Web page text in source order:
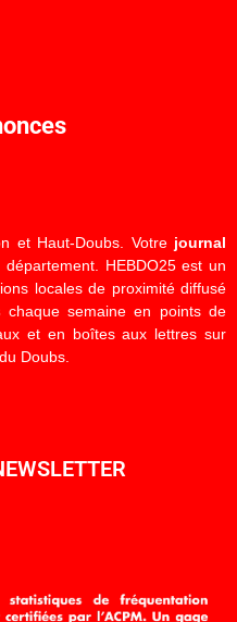
et Haut-Doubs. Votre journal
HEBDO25 est un
locales de proximité diffusé
chaque semaine en points de
et en boîtes aux lettres sur
Doubs.